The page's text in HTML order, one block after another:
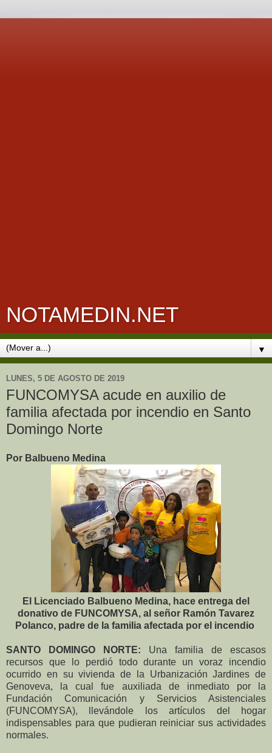
NOTAMEDIN.NET
▼
LUNES, 5 DE AGOSTO DE 2019
FUNCOMYSA acude en auxilio de
familia afectada por incendio en Santo
Domingo Norte
Por Balbueno Medina
El Licenciado Balbueno Medina, hace entrega del
donativo de FUNCOMYSA, al señor Ramón Tavarez
Polanco, padre de la familia afectada por el incendio
SANTO DOMINGO NORTE: Una familia de escasos
recursos que lo perdió todo durante un voraz incendio
ocurrido en su vivienda de la Urbanización Jardines de
Genoveva, la cual fue auxiliada de inmediato por la
Fundación Comunicación y Servicios Asistenciales
(FUNCOMYSA), llevándole los artículos del hogar
indispensables para que pudieran reiniciar sus actividades
normales.